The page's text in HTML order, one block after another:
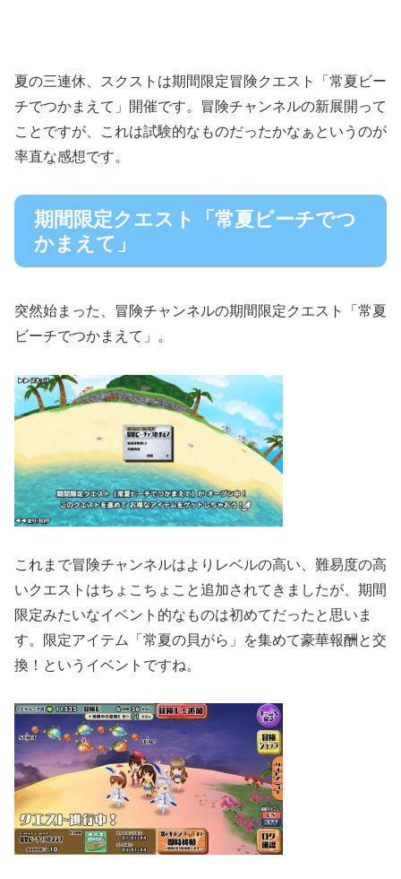
夏の三連休、スクストは期間限定冒険クエスト「常夏ビー
チでつかまえて」開催です。冒険チャンネルの新展開って
ことですが、これは試験的なものだったかなぁというのが
率直な感想です。
期間限定クエスト「常夏ビーチでつ
かまえて」
突然始まった、冒険チャンネルの期間限定クエスト「常夏
ビーチでつかまえて」。
これまで冒険チャンネルはよりレベルの高い、難易度の高
いクエストはちょこちょこと追加されてきましたが、期間
限定みたいなイベント的なものは初めてだったと思いま
す。限定アイテム「常夏の貝がら」を集めて豪華報酬と交
換！というイベントですね。